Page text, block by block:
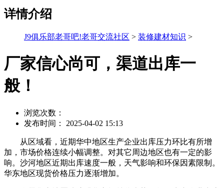
详情介绍
J9俱乐部老哥吧!老哥交流社区 > 装修建材知识 >
厂家信心尚可，渠道出库一
般！
浏览次数：
发布时间： 2025-04-02 15:13
从区域看，近期华中地区生产企业出库压力环比有所增
加，市场价格连续小幅调整。对其它周边地区也有一定的影
响。沙河地区近期出库速度一般，天气影响和环保因素限制。
华东地区现货价格压力逐渐增加。